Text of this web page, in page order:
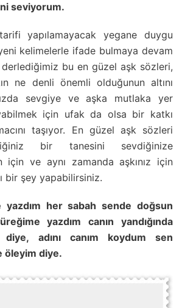
seviyorum.
yapılamayacak yegane duygu
kelimelerle ifade bulmaya devam
bu en güzel aşk sözleri,
ne denli önemli olduğunun altını
sevgiye ve aşka mutlaka yer
için ufak da olsa bir katkı
taşıyor. En güzel aşk sözleri
bir tanesini sevdiğinize
için ve aynı zamanda aşkınız için
bir şey yapabilirsiniz.
yazdım her sabah sende doğsun
yazdım canın yandığında
diye, adını canım koydum sen
öleyim diye.